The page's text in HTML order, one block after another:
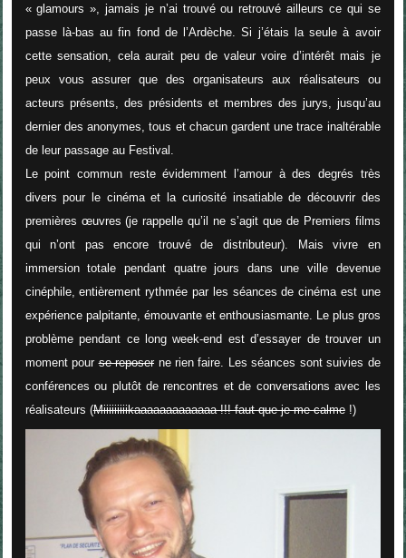
« glamours », jamais je n’ai trouvé ou retrouvé ailleurs ce qui se
passe là-bas au fin fond de l’Ardèche. Si j’étais la seule à avoir
cette sensation, cela aurait peu de valeur voire d’intérêt mais je
peux vous assurer que des organisateurs aux réalisateurs ou
acteurs présents, des présidents et membres des jurys, jusqu’au
dernier des anonymes, tous et chacun gardent une trace inaltérable
de leur passage au Festival.
Le point commun reste évidemment l’amour à des degrés très
divers pour le cinéma et la curiosité insatiable de découvrir des
premières œuvres (je rappelle qu’il ne s’agit que de Premiers films
qui n’ont pas encore trouvé de distributeur). Mais vivre en
immersion totale pendant quatre jours dans une ville devenue
cinéphile, entièrement rythmée par les séances de cinéma est une
expérience palpitante, émouvante et enthousiasmante. Le plus gros
problème pendant ce long week-end est d’essayer de trouver un
moment pourse reposer ne rien faire. Les séances sont suivies de
conférences ou plutôt de rencontres et de conversations avec les
réalisateurs (Miiiiiiiiikaaaaaaaaaaaaa !!! faut que je me calme!)